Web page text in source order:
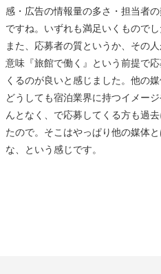
感・広告の情報量の多さ・担当者
ですね。いずれも満足いくもので
また、応募者の質というか、その
意味『旅館で働く』という前提で
くるのが良いと感じました。他の
どうしても宿泊業界に持つイメー
んとなく、で応募してくる方も過
たので。そこはやっぱり他の媒体
な、という感じです。